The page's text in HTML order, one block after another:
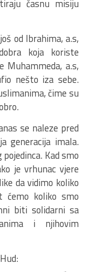
časnu misiju
Ibrahima, a.s,
koja koriste
Muhammeda, a.s,
nešto iza sebe.
čime su
se naleze pred
generacija imala.
Kad smo
je vrhunac vjere
da vidimo koliko
ćemo koliko smo
biti solidarni sa
i njihovim